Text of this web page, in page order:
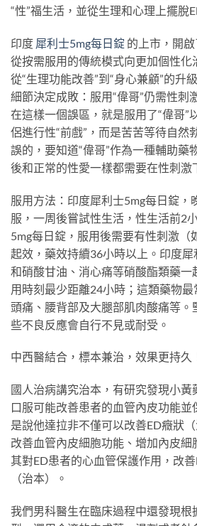
“性”福生活，並從生理和心理上擺脫
印度 犀利士5mg每日錠 的上市，開啟
從按需服用的傳統模式向更加個性化
從“生理功能改善”到“身心兼顧”的升
細節決定成敗：服用“偉哥”仍需性刺
在這樣一個誤區，就是服用了“偉哥”
侶進行性“前戲”，而是苦苦等待自然
誤的，要知道“偉哥”作為一種輔助藥
後和正常的性愛一樣都需要在性刺激
服用方法：印度犀利士5mg每日錠，
服，一周後嘗試性生活，性生活前2
5mg每日錠，服用後需要有性刺激（
起效，藥效持續36小時以上。印度
和硝酸甘油、消心痛等硝酸酯類藥一
用時刻最少距離24小時；這類藥物
頭痛、腰背部及大腿部肌肉酸痛等。
些不良反應會自行不見或耐受。
中西醫結合，標本兼治，效果更持久
國人治病講究治本，有研究發現小黃
口服可能改善患者的血管內皮功能
是說他達拉非不僅可以改善ED癥狀
改善血管內皮細胞功能、增加內皮
其對ED患者的心血管保護作用，改
（治本）。
我們男科醫生在臨床過程中還發現根